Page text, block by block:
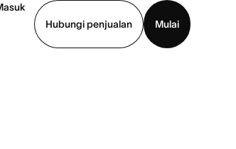
Hubungi penjualan
Mulai